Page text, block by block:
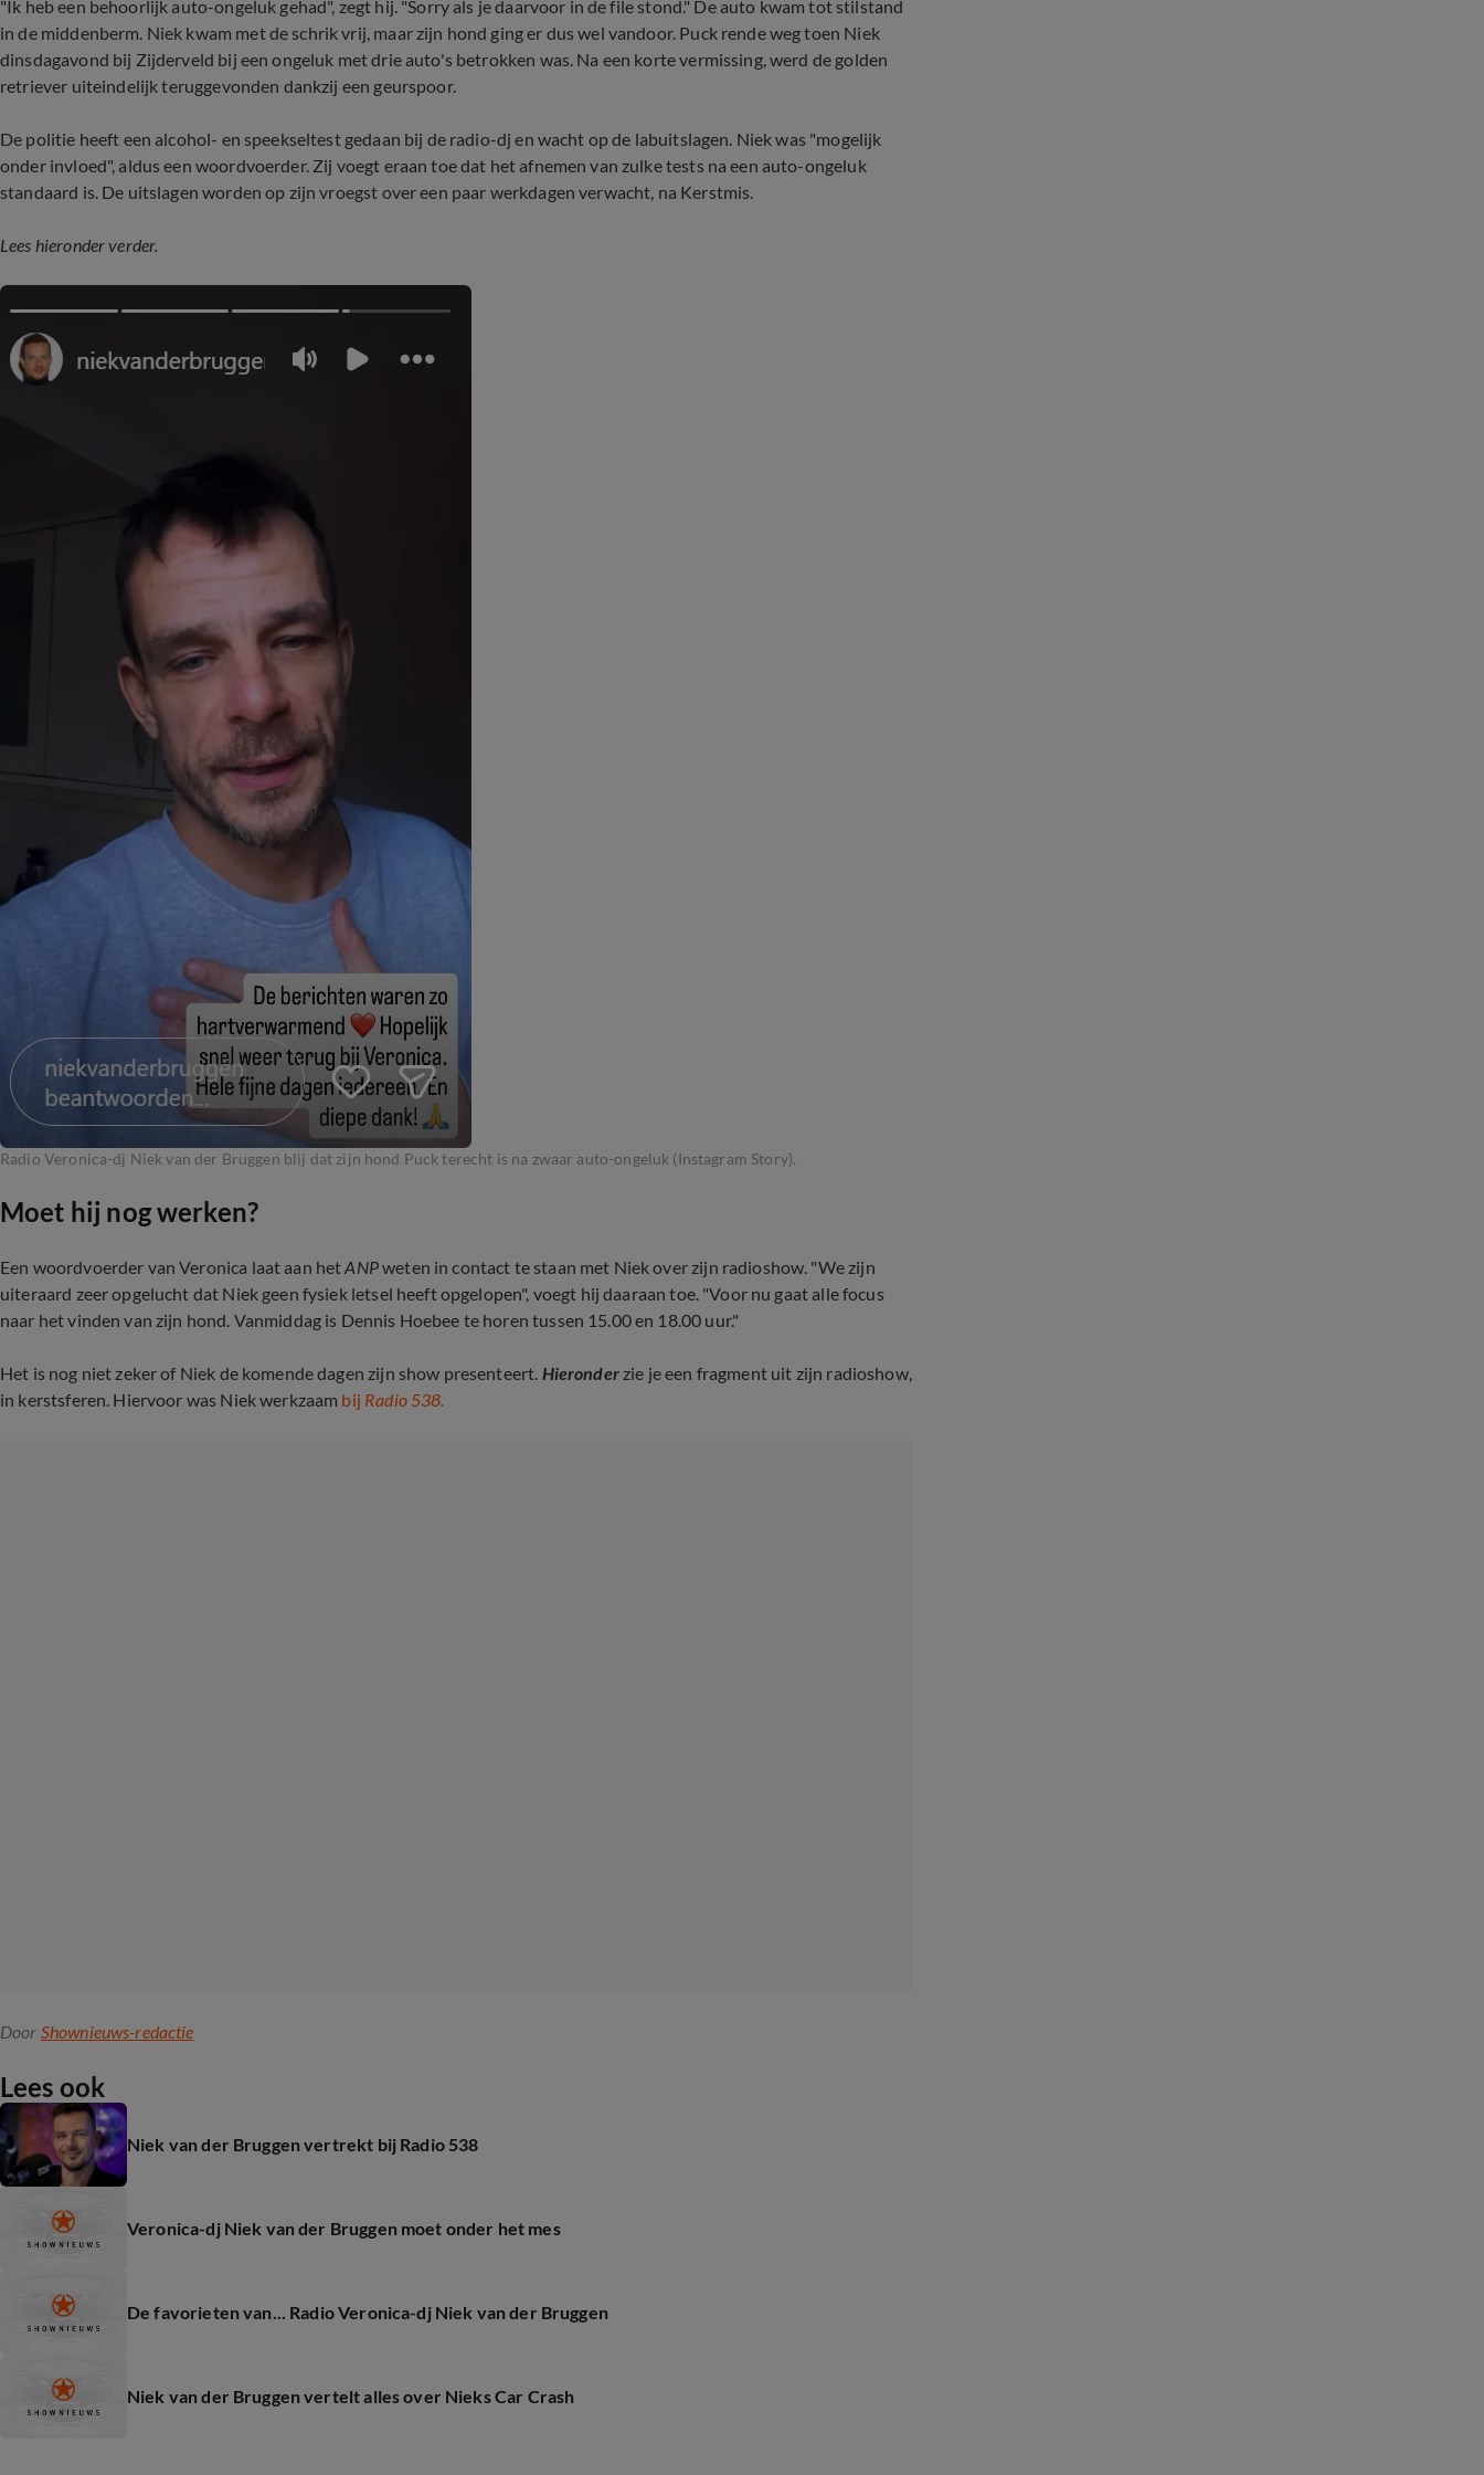
"Ik heb een behoorlijk auto-ongeluk gehad", zegt hij. "Sorry als je daarvoor in de file stond." De auto kwam tot stilstand
in de middenberm. Niek kwam met de schrik vrij, maar zijn hond ging er dus wel vandoor. Puck rende weg toen Niek
dinsdagavond bij Zijderveld bij een ongeluk met drie auto's betrokken was. Na een korte vermissing, werd de golden
retriever uiteindelijk teruggevonden dankzij een geurspoor.
De politie heeft een alcohol- en speekseltest gedaan bij de radio-dj en wacht op de labuitslagen. Niek was "mogelijk
onder invloed", aldus een woordvoerder. Zij voegt eraan toe dat het afnemen van zulke tests na een auto-ongeluk
standaard is. De uitslagen worden op zijn vroegst over een paar werkdagen verwacht, na Kerstmis.
Lees hieronder verder.
Radio Veronica-dj Niek van der Bruggen blij dat zijn hond Puck terecht is na zwaar auto-ongeluk (Instagram Story).
Moet hij nog werken?
Een woordvoerder van Veronica laat aan hetANPweten in contact te staan met Niek over zijn radioshow. "We zijn
uiteraard zeer opgelucht dat Niek geen fysiek letsel heeft opgelopen", voegt hij daaraan toe. "Voor nu gaat alle focus
naar het vinden van zijn hond. Vanmiddag is Dennis Hoebee te horen tussen 15.00 en 18.00 uur."
Het is nog niet zeker of Niek de komende dagen zijn show presenteert. Hieronder zie je een fragment uit zijn radioshow,
in kerstsferen. Hiervoor was Niek werkzaam bij Radio 538.
Door Shownieuws-redactie
Lees ook
Niek van der Bruggen vertrekt bij Radio 538
Veronica-dj Niek van der Bruggen moet onder het mes
De favorieten van... Radio Veronica-dj Niek van der Bruggen
Niek van der Bruggen vertelt alles over Nieks Car Crash